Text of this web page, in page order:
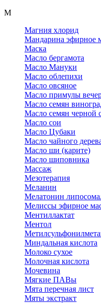
М
Магния хлорид
Мандарина эфирное
Маска
Масло бергамота
Масло Мануки
Масло облепихи
Масло овсяное
Масло примулы
Масло семян
Масло семян черной
Масло сои
Масло Цубаки
Масло чайного
Масло ши (карите)
Масло шиповника
Массаж
Мезотерапия
Меланин
Мелатонин
Мелиссы эфирное
Ментиллактат
Ментол
Миндальная кислота
Молоко сухое
Молочная кислота
Мочевина
Мягкие ПАВы
Мята перечная лист
Мяты экстракт